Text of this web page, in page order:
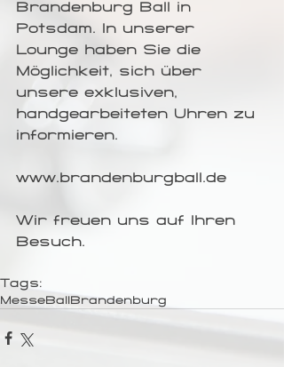
Brandenburg Ball in
Potsdam. In unserer
Lounge haben Sie die
Möglichkeit, sich über
unsere exklusiven,
handgearbeiteten Uhren zu
informieren.
www.brandenburgball.de
Wir freuen uns auf Ihren
Besuch.
Tags:
MesseBall Brandenburg